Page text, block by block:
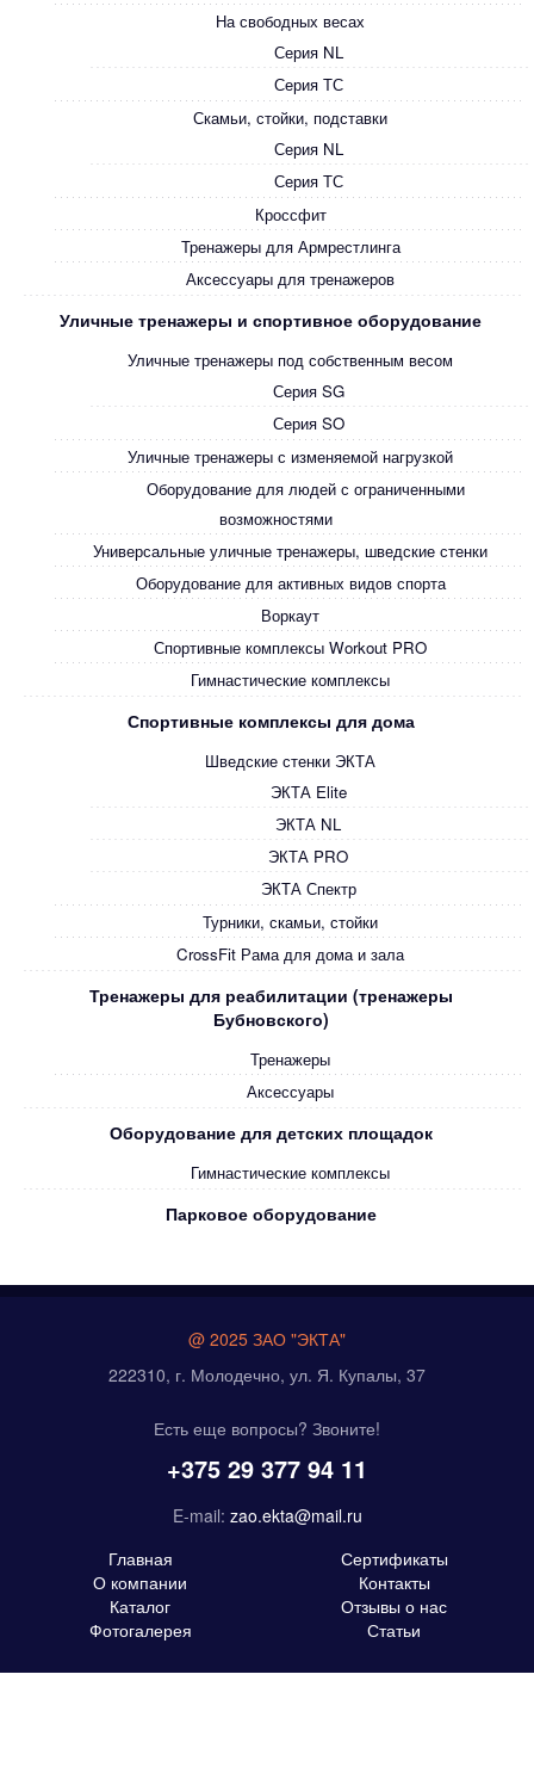
На свободных весах
Серия NL
Серия ТС
Скамьи, стойки, подставки
Серия NL
Серия ТС
Кроссфит
Тренажеры для Армрестлинга
Аксессуары для тренажеров
Уличные тренажеры и спортивное оборудование
Уличные тренажеры под собственным весом
Серия SG
Серия SO
Уличные тренажеры с изменяемой нагрузкой
Оборудование для людей с ограниченными
возможностями
Универсальные уличные тренажеры, шведские стенки
Оборудование для активных видов спорта
Воркаут
Спортивные комплексы Workout PRO
Гимнастические комплексы
Спортивные комплексы для дома
Шведские стенки ЭКТА
ЭКТА Elite
ЭКТА NL
ЭКТА PRO
ЭКТА Спектр
Турники, скамьи, стойки
CrossFit Рама для дома и зала
Тренажеры для реабилитации (тренажеры
Бубновского)
Тренажеры
Аксессуары
Оборудование для детских площадок
Гимнастические комплексы
Парковое оборудование
@ 2025 ЗАО "ЭКТА"
222310, г. Молодечно, ул. Я. Купалы, 37
Есть еще вопросы? Звоните!
+375 29 377 94 11
E-mail: zao.ekta@mail.ru
Главная
О компании
Каталог
Фотогалерея
Сертификаты
Контакты
Отзывы о нас
Статьи